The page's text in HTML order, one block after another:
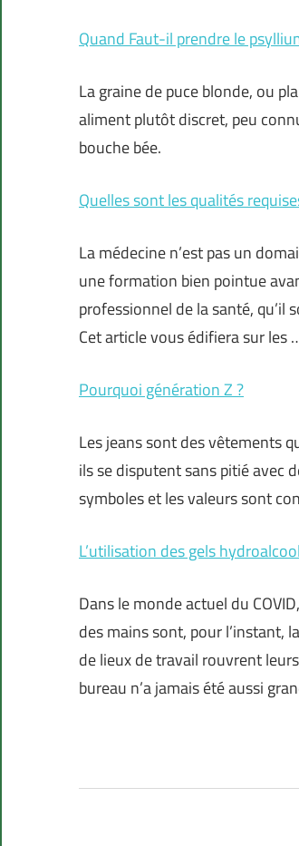
Quand Faut-il prendre le
La graine de puce blonde, ou
aliment plutôt discret, peu
bouche bée.
Quelles sont les qualités
La médecine n’est pas un
une formation bien pointue
professionnel de la santé, qu’il
Cet article vous édifiera sur les
Pourquoi génération Z ?
Les jeans sont des vêtements
ils se disputent sans pitié avec
symboles et les valeurs sont
L’utilisation des gels
Dans le monde actuel du
des mains sont, pour l’instant,
de lieux de travail rouvrent
bureau n’a jamais été aussi